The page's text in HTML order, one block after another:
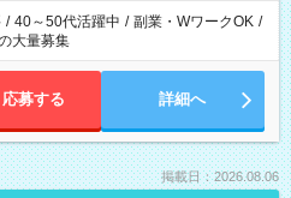
/ 40～50代活躍中 / 副業・WワークOK /
大量募集
応募する 詳細へ
掲載日：2026.08.06